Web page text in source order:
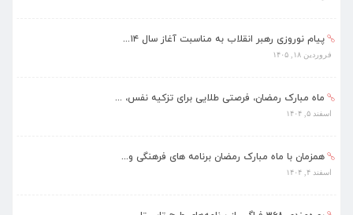
فروردین ۱۸, ۱۴۰۵
اسفند ۵, ۱۴۰۴
اسفند ۴, ۱۴۰۴